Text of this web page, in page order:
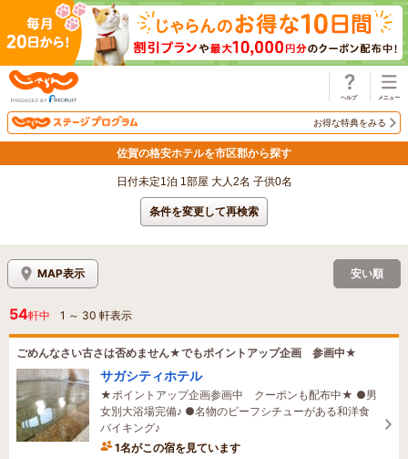
お得な特典をみる
佐賀の格安ホテルを市区郡から探す
日付未定1泊 1部屋 大人2名 子供0名
条件を変更して再検索
MAP表示 安い順
54軒中 1 ～ 30 軒表示
ごめんなさい古さは否めません★でもポイントアップ企画 参画中★
サガシティホテル
★ポイントアップ企画参画中 クーポンも配布中★ ●男
女別大浴場完備♪ ●名物のビーフシチューがある和洋食
バイキング♪
1名がこの宿を見ています